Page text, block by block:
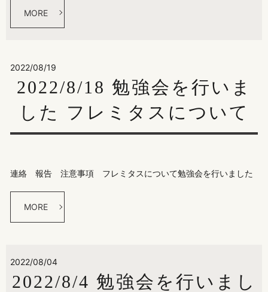
MORE
2022/08/19
2022/8/18 勉強会を行いま
した フレミタスについて
連絡 報告 注意事項 フレミタスについて勉強会を行いました
MORE
2022/08/04
2022/8/4 勉強会を行いまし